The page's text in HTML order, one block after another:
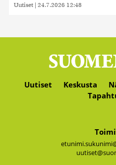
Uutiset | 24.7.2026 12:48
Uutiset Keskusta